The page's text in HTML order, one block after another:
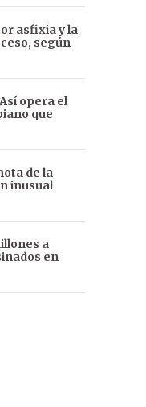
asfixia y la
según
opera el
que
de la
inusual
a
en